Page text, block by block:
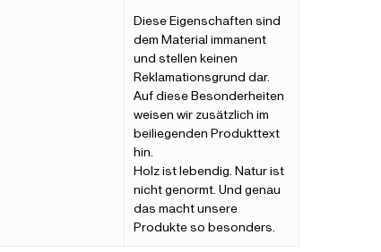
Diese Eigenschaften sind
dem Material immanent
und stellen keinen
Reklamationsgrund dar.
Auf diese Besonderheiten
weisen wir zusätzlich im
beiliegenden Produkttext
hin.
Holz ist lebendig. Natur ist
nicht genormt. Und genau
das macht unsere
Produkte so besonders.